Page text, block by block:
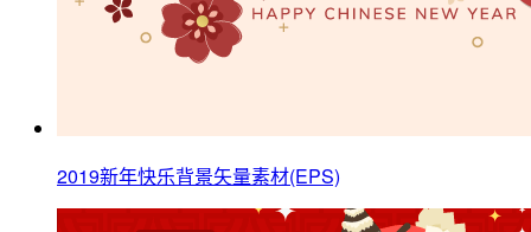
2019新年快乐背景矢量素材(EPS)